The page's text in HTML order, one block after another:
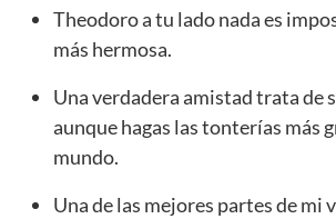
Theodoro a tu lado nada es
más hermosa.
Una verdadera amistad trata de
aunque hagas las tonterías más
mundo.
Una de las mejores partes de mi